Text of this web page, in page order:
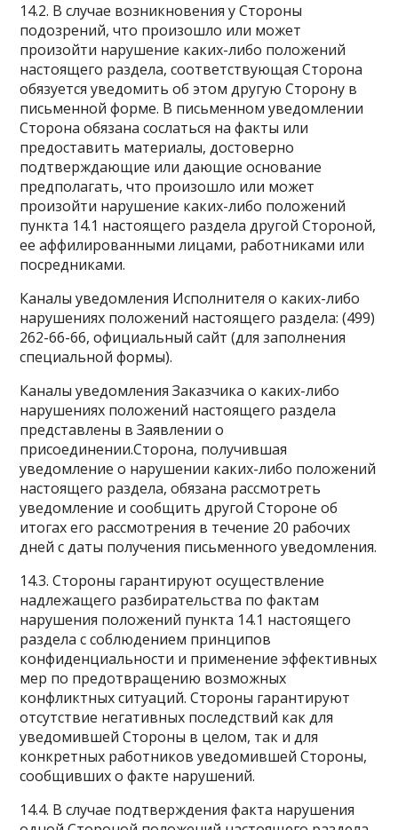
14.2. В случае возникновения у Стороны
подозрений, что произошло или может
произойти нарушение каких-либо положений
настоящего раздела, соответствующая Сторона
обязуется уведомить об этом другую Сторону в
письменной форме. В письменном уведомлении
Сторона обязана сослаться на факты или
предоставить материалы, достоверно
подтверждающие или дающие основание
предполагать, что произошло или может
произойти нарушение каких-либо положений
пункта 14.1 настоящего раздела другой Стороной,
ее аффилированными лицами, работниками или
посредниками.
Каналы уведомления Исполнителя о каких-либо
нарушениях положений настоящего раздела: (499)
262-66-66, официальный сайт (для заполнения
специальной формы).
Каналы уведомления Заказчика о каких-либо
нарушениях положений настоящего раздела
представлены в Заявлении о
присоединении.Сторона, получившая
уведомление о нарушении каких-либо положений
настоящего раздела, обязана рассмотреть
уведомление и сообщить другой Стороне об
итогах его рассмотрения в течение 20 рабочих
дней с даты получения письменного уведомления.
14.3. Стороны гарантируют осуществление
надлежащего разбирательства по фактам
нарушения положений пункта 14.1 настоящего
раздела с соблюдением принципов
конфиденциальности и применение эффективных
мер по предотвращению возможных
конфликтных ситуаций. Стороны гарантируют
отсутствие негативных последствий как для
уведомившей Стороны в целом, так и для
конкретных работников уведомившей Стороны,
сообщивших о факте нарушений.
14.4. В случае подтверждения факта нарушения